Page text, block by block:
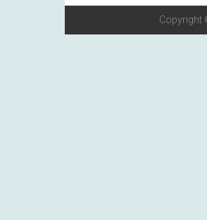
Copyright